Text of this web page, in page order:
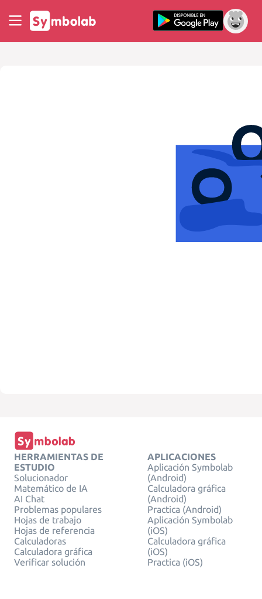
HERRAMIENTAS DE
ESTUDIO
Solucionador
Matemático de IA
AI Chat
Problemas populares
Hojas de trabajo
Hojas de referencia
Calculadoras
Calculadora gráfica
Verificar solución
APLICACIONES
Aplicación Symbolab
(Android)
Calculadora gráfica
(Android)
Practica (Android)
Aplicación Symbolab
(iOS)
Calculadora gráfica
(iOS)
Practica (iOS)